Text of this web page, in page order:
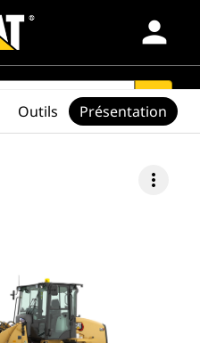
person
search
more_vert
Outils Présentation